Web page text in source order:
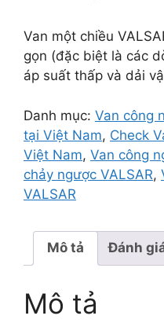
Van một chiều
gọn (đặc biệt là các
áp suất thấp và dải
Danh mục: Van công
tại Việt Nam, Check
Việt Nam, Van công
chảy ngược VALSAR,
VALSAR
Mô tả Đánh
Mô tả